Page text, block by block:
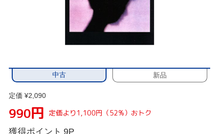
中古 新品
定価 ¥2,090
990円 定価より1,100円（52%）おトク
獲得ポイント 9P